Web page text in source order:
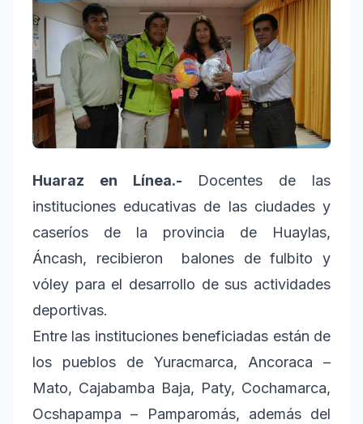
Huaraz en Línea.- Docentes de las
instituciones educativas de las ciudades y
caseríos de la provincia de Huaylas,
Áncash, recibieron balones de fulbito y
vóley para el desarrollo de sus actividades
deportivas.
Entre las instituciones beneficiadas están de
los pueblos de Yuracmarca, Ancoraca –
Mato, Cajabamba Baja, Paty, Cochamarca,
Ocshapampa – Pamparomás, además del